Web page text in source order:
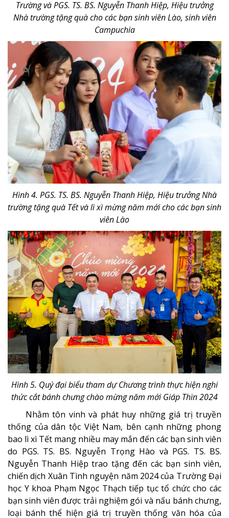
Trường và PGS. TS. BS. Nguyễn Thanh Hiệp, Hiệu trưởng
Nhà trường tặng quà cho các bạn sinh viên Lào, sinh viên
Campuchia
Hình 4. PGS. TS. BS. Nguyễn Thanh Hiệp, Hiệu trưởng Nhà
trường tặng quà Tết và lì xì mừng năm mới cho các bạn sinh
viên Lào
Hình 5. Quý đại biểu tham dự Chương trình thực hiện nghi
thức cắt bánh chưng chào mừng năm mới Giáp Thìn 2024
Nhằm tôn vinh và phát huy những giá trị truyền
thống của dân tộc Việt Nam, bên cạnh những phong
bao lì xì Tết mang nhiều may mắn đến các bạn sinh viên
do PGS. TS. BS. Nguyễn Trọng Hào và PGS. TS. BS.
Nguyễn Thanh Hiệp trao tặng đến các bạn sinh viên,
chiến dịch Xuân Tình nguyện năm 2024 của Trường Đại
học Y khoa Phạm Ngọc Thạch tiếp tục tổ chức cho các
bạn sinh viên được trải nghiệm gói và nấu bánh chưng,
loại bánh thể hiện giá trị truyền thống văn hóa của